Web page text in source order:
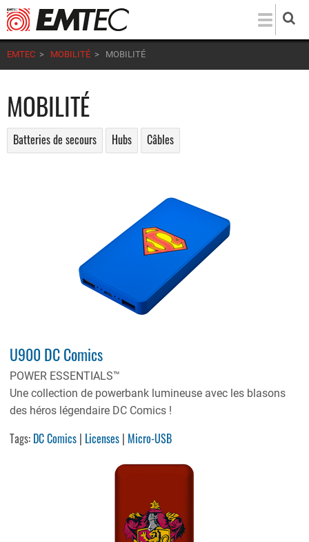
Aller
au
contenu
principal
EMTEC > MOBILITÉ > MOBILITÉ
MOBILITÉ
Batteries de secours Hubs Câbles
U900 DC Comics
POWER ESSENTIALS™
Une collection de powerbank lumineuse avec les blasons
des héros légendaire DC Comics !
Tags: DC Comics | Licenses | Micro-USB